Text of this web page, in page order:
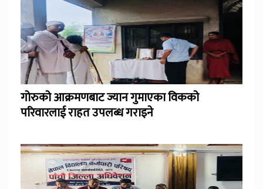
गोरुको आक्रमणबाट ज्यान गुमाएका विकको
परिवारलाई राहत उपलब्ध गराइने